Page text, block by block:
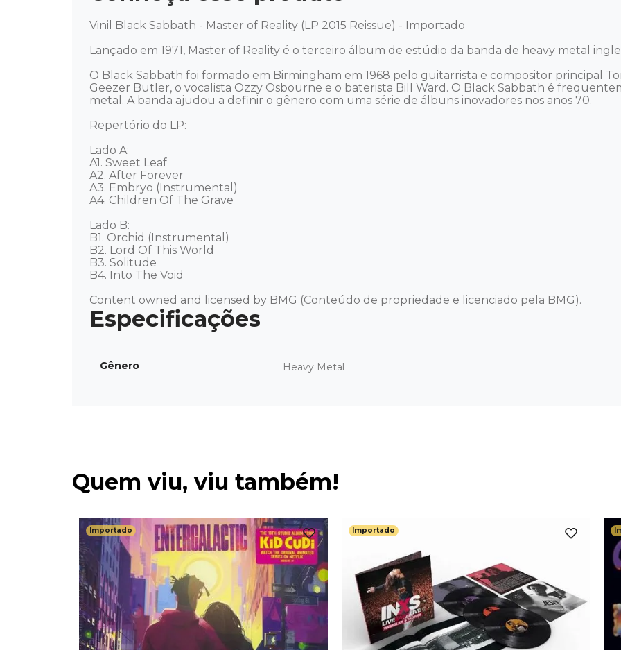
Vinil Black Sabbath - Master of Reality (LP 2015 Reissue) - Importado
Lançado em 1971, Master of Reality é o terceiro álbum de estúdio da banda de heavy metal
O Black Sabbath foi formado em Birmingham em 1968 pelo guitarrista e compositor principal
Geezer Butler, o vocalista Ozzy Osbourne e o baterista Bill Ward. O Black Sabbath é
metal. A banda ajudou a definir o gênero com uma série de álbuns inovadores nos anos 70.
Repertório do LP:
Lado A:
A1. Sweet Leaf
A2. After Forever
A3. Embryo (Instrumental)
A4. Children Of The Grave
Lado B:
B1. Orchid (Instrumental)
B2. Lord Of This World
B3. Solitude
B4. Into The Void
Content owned and licensed by BMG (Conteúdo de propriedade e licenciado pela BMG).
Gênero Heavy Metal
Quem viu, viu também!
Importado Importado